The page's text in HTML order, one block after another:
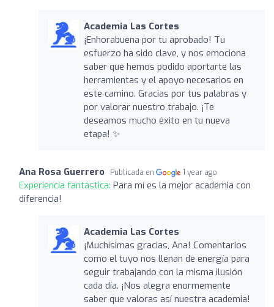
Academia Las Cortes
¡Enhorabuena por tu aprobado! Tu
esfuerzo ha sido clave, y nos emociona
saber que hemos podido aportarte las
herramientas y el apoyo necesarios en
este camino. Gracias por tus palabras y
por valorar nuestro trabajo. ¡Te
deseamos mucho éxito en tu nueva
etapa! ✨
Ana Rosa Guerrero Publicada en 1 year ago
Experiencia fantástica: Para mí es la mejor academia con
diferencia!
Academia Las Cortes
¡Muchísimas gracias, Ana! Comentarios
como el tuyo nos llenan de energía para
seguir trabajando con la misma ilusión
cada día. ¡Nos alegra enormemente
saber que valoras así nuestra academia!